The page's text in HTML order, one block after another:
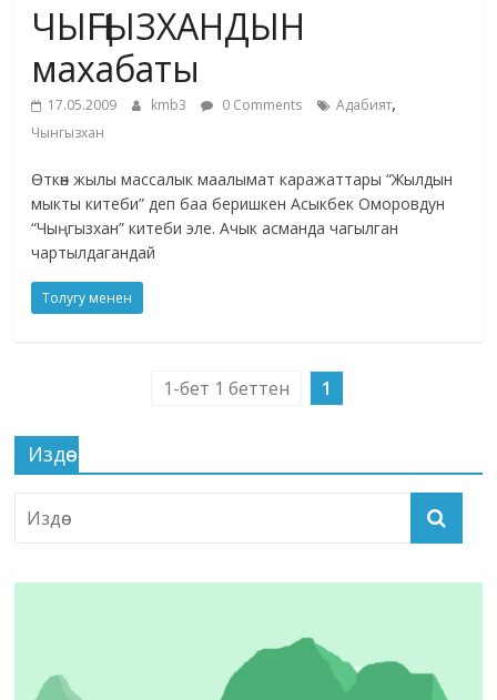
жана
ЧЫҢГЫЗХАНДЫН
махабаты
17.05.2009 kmb3 0 Comments Адабият,
Чынгызхан
Өткөн жылы массалык маалымат каражаттары “Жылдын
мыкты китеби” деп баа беришкен Асыкбек Оморовдун
“Чыңгызхан” китеби эле. Ачык асманда чагылган
чартылдагандай
Толугу менен
1-бет 1 беттен 1
Издөө